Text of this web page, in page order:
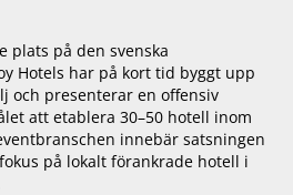
plats på den svenska
Hotels har på kort tid byggt upp
och presenterar en offensiv
att etablera 30–50 hotell inom
innebär satsningen
på lokalt förankrade hotell i